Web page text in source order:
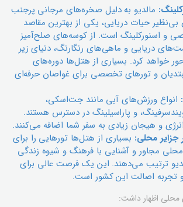
مالدیو به دلیل صخره‌های مرجانی پرجنب
حیات دریایی، یکی از بهترین مقاصد
و اسنورکلینگ است. از کوسه‌های صلح‌آمیز
دریایی و ماهی‌های رنگارنگ، دنیای زیر
خواهد کرد. بسیاری از هتل‌ها دوره‌های
و تورهای تخصصی برای غواصان حرفه‌ای
انواع ورزش‌های آبی مانند جت‌اسکی،
و پاراسیلینگ در دسترس هستند.
و هیجان زیادی به سفر شما اضافه می‌کنند.
محلی: بسیاری از هتل‌ها تورهایی را برای
محلی مجاور و آشنایی با فرهنگ و شیوه زندگی
ترتیب می‌دهند. این یک فرصت عالی برای
تجربه اصالت این کشور است.
اظهار داشت: